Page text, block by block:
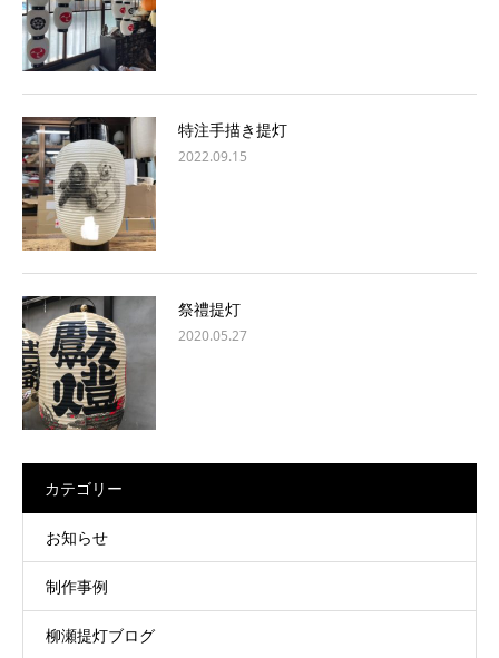
特注手描き提灯
2022.09.15
祭禮提灯
2020.05.27
カテゴリー
お知らせ
制作事例
柳瀬提灯ブログ